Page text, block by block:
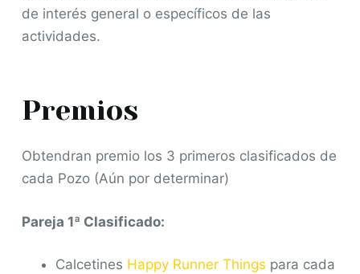
de interés general o específicos de las
actividades.
Premios
Obtendran premio los 3 primeros clasificados de
cada Pozo (Aún por determinar)
Pareja 1ª Clasificado:
Calcetines Happy Runner Things para cada